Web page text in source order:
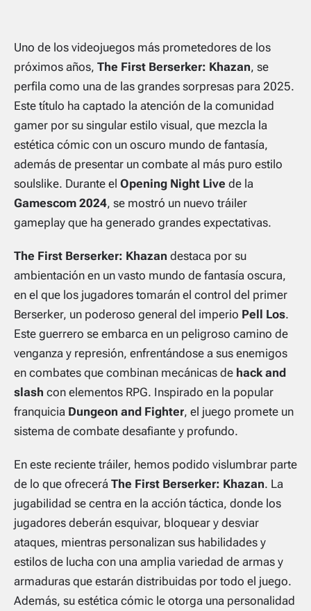
Uno de los videojuegos más prometedores de los
próximos años, The First Berserker: Khazan, se
perfila como una de las grandes sorpresas para 2025.
Este título ha captado la atención de la comunidad
gamer por su singular estilo visual, que mezcla la
estética cómic con un oscuro mundo de fantasía,
además de presentar un combate al más puro estilo
soulslike. Durante el Opening Night Live de la
Gamescom 2024, se mostró un nuevo tráiler
gameplay que ha generado grandes expectativas.
The First Berserker: Khazan destaca por su
ambientación en un vasto mundo de fantasía oscura,
en el que los jugadores tomarán el control del primer
Berserker, un poderoso general del imperio Pell Los.
Este guerrero se embarca en un peligroso camino de
venganza y represión, enfrentándose a sus enemigos
en combates que combinan mecánicas de hack and
slash con elementos RPG. Inspirado en la popular
franquicia Dungeon and Fighter, el juego promete un
sistema de combate desafiante y profundo.
En este reciente tráiler, hemos podido vislumbrar parte
de lo que ofrecerá The First Berserker: Khazan. La
jugabilidad se centra en la acción táctica, donde los
jugadores deberán esquivar, bloquear y desviar
ataques, mientras personalizan sus habilidades y
estilos de lucha con una amplia variedad de armas y
armaduras que estarán distribuidas por todo el juego.
Además, su estética cómic le otorga una personalidad